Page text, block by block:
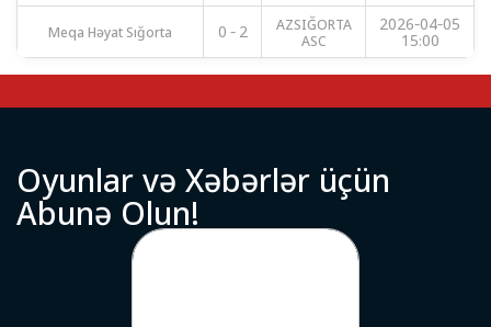
Meqa Həyat Sığorta 0 - 2 AZSIĞORTA
ASC
2026-04-05
15:00
Oyunlarvə Xəbərlər üçün
Abunə Olun!